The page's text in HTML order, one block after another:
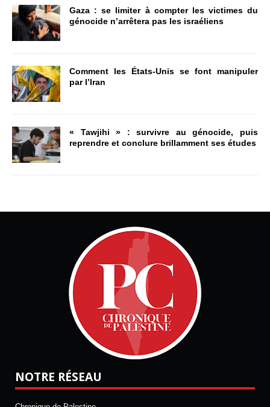
Gaza : se limiter à compter les victimes du
génocide n’arrêtera pas les israéliens
Comment les États-Unis se font manipuler
par l’Iran
« Tawjihi » : survivre au génocide, puis
reprendre et conclure brillamment ses études
NOTRE RÉSEAU